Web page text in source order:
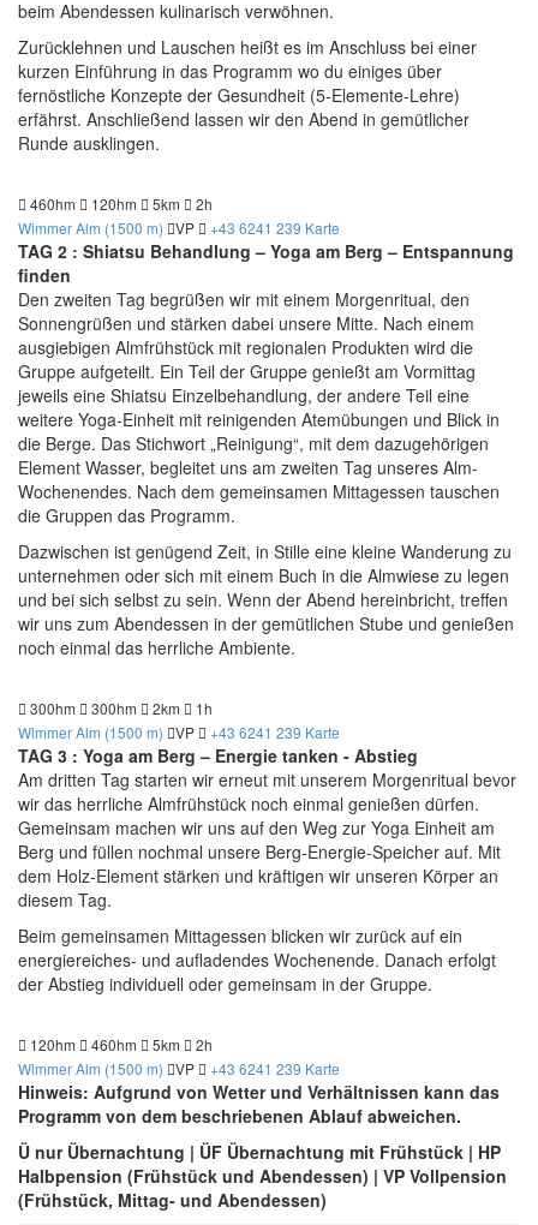
beim Abendessen kulinarisch verwöhnen.
Zurücklehnen und Lauschen heißt es im Anschluss bei einer
kurzen Einführung in das Programm wo du einiges über
fernöstliche Konzepte der Gesundheit (5-Elemente-Lehre)
erfährst. Anschließend lassen wir den Abend in gemütlicher
Runde ausklingen.
460hm 120hm 5km
2h
Wimmer Alm (1500 m)
VP +43 6241 239 Karte
TAG 2 : Shiatsu Behandlung – Yoga am Berg – Entspannung
finden
Den zweiten Tag begrüßen wir mit einem Morgenritual, den
Sonnengrüßen und stärken dabei unsere Mitte. Nach einem
ausgiebigen Almfrühstück mit regionalen Produkten wird die
Gruppe aufgeteilt. Ein Teil der Gruppe genießt am Vormittag
jeweils eine Shiatsu Einzelbehandlung, der andere Teil eine
weitere Yoga-Einheit mit reinigenden Atemübungen und Blick in
die Berge. Das Stichwort „Reinigung“, mit dem dazugehörigen
Element Wasser, begleitet uns am zweiten Tag unseres Alm-
Wochenendes. Nach dem gemeinsamen Mittagessen tauschen
die Gruppen das Programm.
Dazwischen ist genügend Zeit, in Stille eine kleine Wanderung zu
unternehmen oder sich mit einem Buch in die Almwiese zu legen
und bei sich selbst zu sein. Wenn der Abend hereinbricht, treffen
wir uns zum Abendessen in der gemütlichen Stube und genießen
noch einmal das herrliche Ambiente.
300hm 300hm 2km
1h
Wimmer Alm (1500 m)
VP +43 6241 239 Karte
TAG 3 : Yoga am Berg – Energie tanken - Abstieg
Am dritten Tag starten wir erneut mit unserem Morgenritual bevor
wir das herrliche Almfrühstück noch einmal genießen dürfen.
Gemeinsam machen wir uns auf den Weg zur Yoga Einheit am
Berg und füllen nochmal unsere Berg-Energie-Speicher auf. Mit
dem Holz-Element stärken und kräftigen wir unseren Körper an
diesem Tag.
Beim gemeinsamen Mittagessen blicken wir zurück auf ein
energiereiches- und aufladendes Wochenende. Danach erfolgt
der Abstieg individuell oder gemeinsam in der Gruppe.
120hm 460hm 5km
2h
Wimmer Alm (1500 m)
VP +43 6241 239 Karte
Hinweis: Aufgrund von Wetter und Verhältnissen kann das
Programm von dem beschriebenen Ablauf abweichen.
Ü nur Übernachtung | ÜF Übernachtung mit Frühstück | HP
Halbpension (Frühstück und Abendessen) | VP Vollpension
(Frühstück, Mittag- und Abendessen)